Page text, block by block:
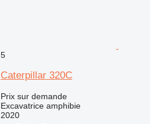
5
Caterpillar 320C
Prix sur demande
Excavatrice amphibie
2020